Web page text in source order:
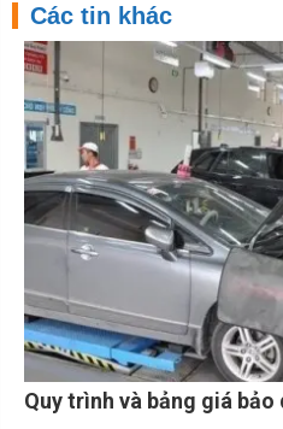
Các tin khác
Quy trình và bảng giá